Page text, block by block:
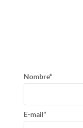
Nombre*
E-mail*